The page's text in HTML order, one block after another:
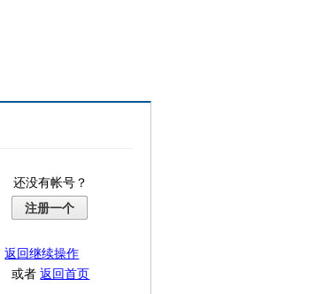
还没有帐号？
注册一个
返回继续操作
或者返回首页